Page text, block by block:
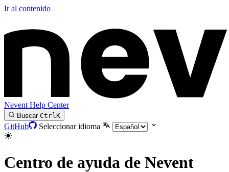
Ir al contenido
Nevent Help Center
Buscar CtrlK
GitHub Seleccionar idioma
Centro de ayuda de Nevent